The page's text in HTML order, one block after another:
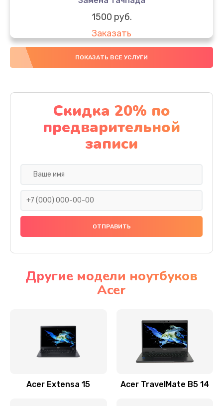
1500 руб.
Заказать
Замена южного моста
Заказать
Чистка от пыли
1060 руб.
Заказать
Ремонт подсветки
Настройка BIOS
Замена видеочипа
Заказать
ПОКАЗАТЬ ВСЕ УСЛУГИ
Скидка 20% по
предварительной
записи
Другие модели ноутбуков
Acer
Acer Extensa 15 Acer TravelMate B5 14